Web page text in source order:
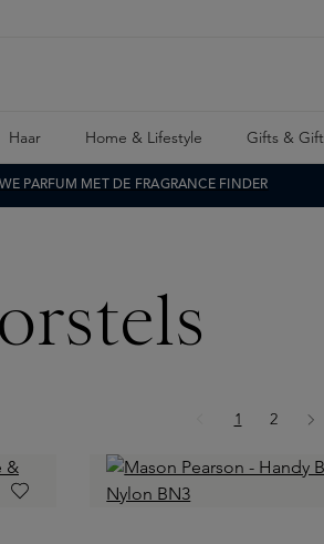
Haar Home & Lifestyle Gifts &
PARFUM MET DE FRAGRANCE FINDER
Pagina
1 Pagina
2